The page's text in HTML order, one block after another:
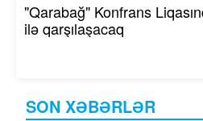
SON XƏBƏRLƏR
"Qarabağ" Konfrans
ilə qarşılaşacaq